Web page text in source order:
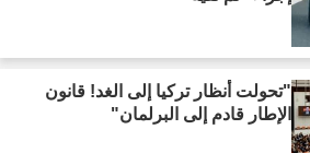
"تحولت أنظار تركيا إلى الغد! قانون
الإطار قادم إلى البرلمان"